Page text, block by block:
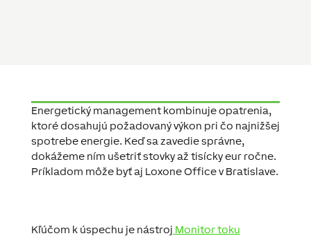
Energetický management kombinuje opatrenia,
ktoré dosahujú požadovaný výkon pri čo najnižšej
spotrebe energie. Keď sa zavedie správne,
dokážeme ním ušetriť stovky až tisícky eur ročne.
Príkladom môže byť aj Loxone Office v Bratislave.
Kľúčom k úspechu je nástroj Monitor toku